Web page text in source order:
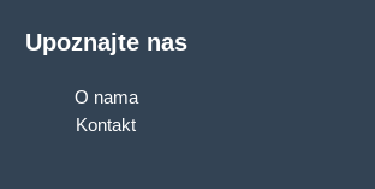
Upoznajte nas
O nama
Kontakt